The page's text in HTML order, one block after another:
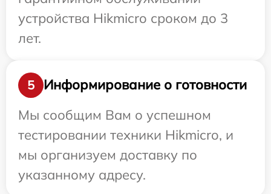
устройства Hikmicro сроком до 3
лет.
5
Информирование о готовности
Мы сообщим Вам о успешном
тестировании техники Hikmicro, и
мы организуем доставку по
указанному адресу.